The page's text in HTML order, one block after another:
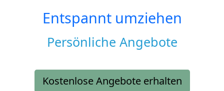
Entspannt umziehen
Persönliche Angebote
Kostenlose Angebote erhalten